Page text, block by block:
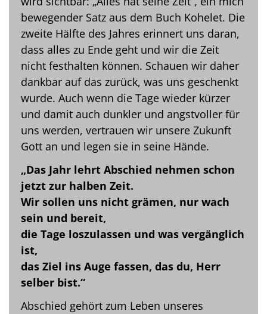
bewegender Satz aus dem Buch Kohelet. Die
zweite Hälfte des Jahres erinnert uns daran,
dass alles zu Ende geht und wir die Zeit
nicht festhalten können. Schauen wir daher
dankbar auf das zurück, was uns geschenkt
wurde. Auch wenn die Tage wieder kürzer
und damit auch dunkler und angstvoller für
uns werden, vertrauen wir unsere Zukunft
Gott an und legen sie in seine Hände.
„Das Jahr lehrt Abschied nehmen schon
jetzt zur halben Zeit.
Wir sollen uns nicht grämen, nur wach
sein und bereit,
die Tage loszulassen und was vergänglich
ist,
das Ziel ins Auge fassen, das du, Herr
selber bist.“
Abschied gehört zum Leben unseres